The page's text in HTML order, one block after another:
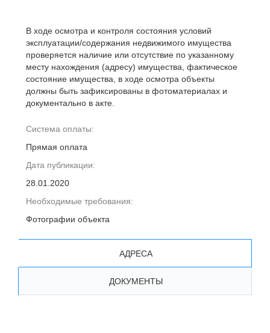
В ходе осмотра и контроля состояния условий
эксплуатации/содержания недвижимого имущества
проверяется наличие или отсутствие по указанному
месту нахождения (адресу) имущества, фактическое
состояние имущества, в ходе осмотра объекты
должны быть зафиксированы в фотоматериалах и
документально в акте.
Система оплаты:
Прямая оплата
Дата публикации:
28.01.2020
Необходимые требования:
Фотографии объекта
АДРЕСА
ДОКУМЕНТЫ